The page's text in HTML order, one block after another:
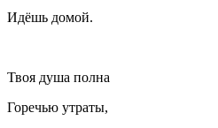
Идёшь домой.
Твоя душа полна
Горечью утраты,